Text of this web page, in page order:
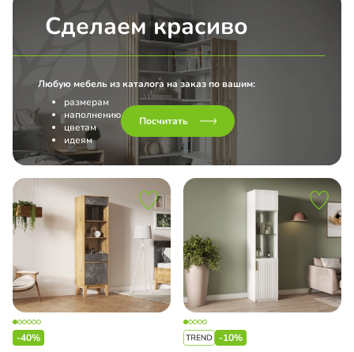
Сделаем красиво
Любую мебель из каталога на заказ по вашим:
размерам
наполнению
цветам
идеям
Посчитать
-40% -10%